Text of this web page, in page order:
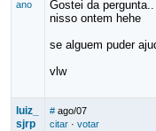
ano
Gostei da
nisso ontem hehe
se alguem puder
vlw
luiz_
sjrp
# ago/07
citar· votar